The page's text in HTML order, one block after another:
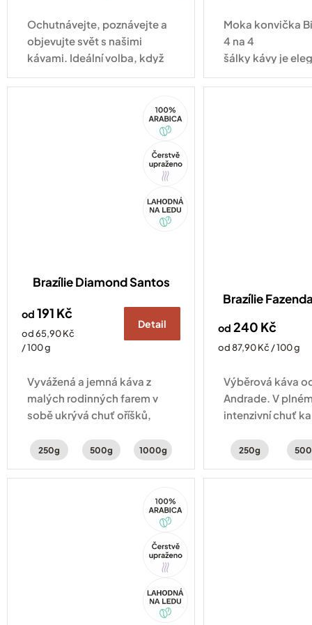
Ochutnávejte, poznávejte a
objevujte svět s našimi
kávami. Ideální volba, když
se nemůžete rozhodnout!
Moka konvička
4 na 4
šálky kávy je
tradičním
a v hliníkovém
Tip
Arabica
Brazílie Diamond Santos
od 191 Kč
Měrná
cena:
od 65,90 Kč
/ 100 g
Detail
Vyvážená a jemná káva z
malých rodinných farem v
sobě ukrývá chuť oříšků,
250g 500g 1000g
Brazílie
od 240 Kč
Měrná
od 87,90 Kč / 100 g
Výběrová káva
Andrade. V
intenzivní chuť
250g
Tip
Arabica